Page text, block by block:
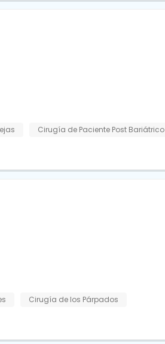
Cirugía de Paciente Post Bariátrico
Cirugía de los Párpados